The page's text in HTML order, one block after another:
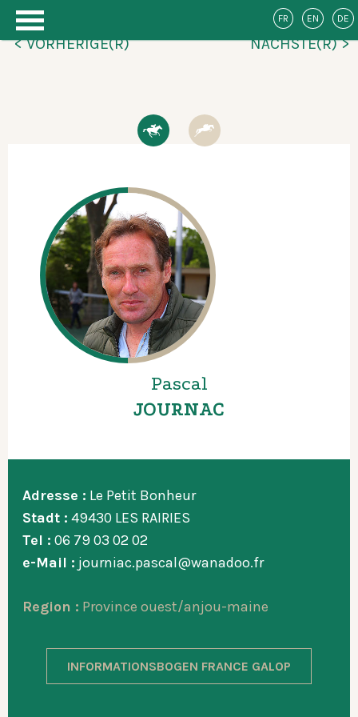
FR EN DE
< VORHERIGE(R) NÄCHSTE(R) >
Pascal
JOURNAC
Adresse : Le Petit Bonheur
Stadt : 49430 LES RAIRIES
Tel : 06 79 03 02 02
e-Mail : journiac.pascal@wanadoo.fr
Region : Province ouest/anjou-maine
INFORMATIONSBOGEN FRANCE GALOP